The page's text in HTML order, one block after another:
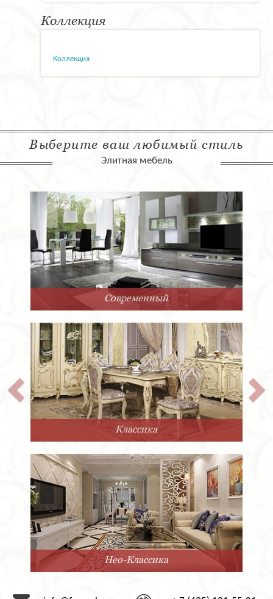
Коллекция
Коллекция
Выберите ваш любимый стиль
Элитная мебель
Современный
Классика
Нео-Классика